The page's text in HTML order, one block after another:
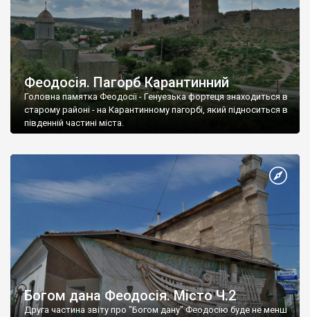
Феодосія. Пагорб Карантинний
Головна памятка Феодосії - Генуезька фортеця знаходиться в
старому районі - на Карантинному пагорбі, який підноситься в
південній частині міста.
Богом дана Феодосія. Місто Ч.2
Друга частина звіту про "Богом дану" Феодосію буде не менш